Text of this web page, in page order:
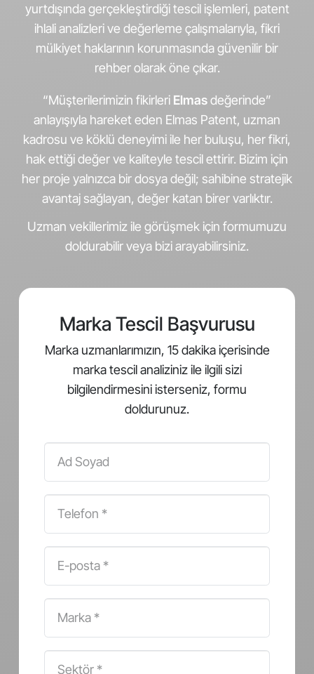
yurtdışında gerçekleştirdiği tescil işlemleri, patent
ihlali analizleri ve değerleme çalışmalarıyla, fikri
mülkiyet haklarının korunmasında güvenilir bir
rehber olarak öne çıkar.
“Müşterilerimizin fikirleri Elmasdeğerinde”
anlayışıyla hareket eden Elmas Patent, uzman
kadrosu ve köklü deneyimi ile her buluşu, her fikri,
hak ettiği değer ve kaliteyle tescil ettirir. Bizim için
her proje yalnızca bir dosya değil; sahibine stratejik
avantaj sağlayan, değer katan birer varlıktır.
Uzman vekillerimiz ile görüşmek için formumuzu
doldurabilir veya bizi arayabilirsiniz.
Marka Tescil Başvurusu
Marka uzmanlarımızın, 15 dakika içerisinde
marka tescil analiziniz ile ilgili sizi
bilgilendirmesini isterseniz, formu
doldurunuz.